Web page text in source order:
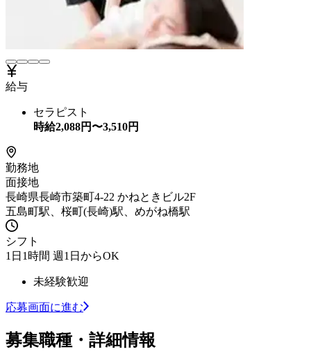
給与
セラピスト
時給2,088円〜3,510円
勤務地
面接地
長崎県長崎市築町4-22 かねときビル2F
五島町駅、桜町(長崎)駅、めがね橋駅
シフト
1日1時間 週1日からOK
未経験歓迎
応募画面に進む
募集職種・詳細情報